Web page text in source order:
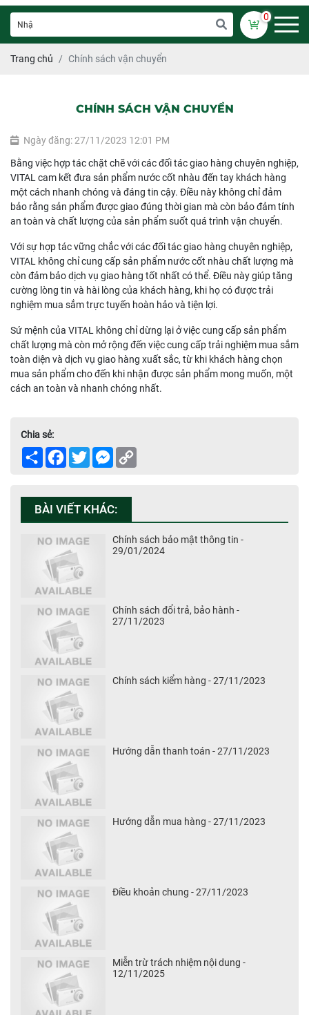
0
Trang chủ Chính sách vận chuyển
CHÍNH SÁCH VẬN CHUYỂN
Ngày đăng: 27/11/2023 12:01 PM
Bằng việc hợp tác chặt chẽ với các đối tác giao hàng chuyên nghiệp,
VITAL cam kết đưa sản phẩm nước cốt nhàu đến tay khách hàng
một cách nhanh chóng và đáng tin cậy. Điều này không chỉ đảm
bảo rằng sản phẩm được giao đúng thời gian mà còn bảo đảm tính
an toàn và chất lượng của sản phẩm suốt quá trình vận chuyển.
Với sự hợp tác vững chắc với các đối tác giao hàng chuyên nghiệp,
VITAL không chỉ cung cấp sản phẩm nước cốt nhàu chất lượng mà
còn đảm bảo dịch vụ giao hàng tốt nhất có thể. Điều này giúp tăng
cường lòng tin và hài lòng của khách hàng, khi họ có được trải
nghiệm mua sắm trực tuyến hoàn hảo và tiện lợi.
Sứ mệnh của VITAL không chỉ dừng lại ở việc cung cấp sản phẩm
chất lượng mà còn mở rộng đến việc cung cấp trải nghiệm mua sắm
toàn diện và dịch vụ giao hàng xuất sắc, từ khi khách hàng chọn
mua sản phẩm cho đến khi nhận được sản phẩm mong muốn, một
cách an toàn và nhanh chóng nhất.
Chia sẻ:
Share Facebook
TwitterMessenger
BÀI VIẾT KHÁC:
Chính sách bảo mật thông tin -
29/01/2024
Chính sách đổi trả, bảo hành -
27/11/2023
Chính sách kiểm hàng - 27/11/2023
Hướng dẫn thanh toán - 27/11/2023
Hướng dẫn mua hàng - 27/11/2023
Điều khoản chung - 27/11/2023
Miễn trừ trách nhiệm nội dung -
12/11/2025